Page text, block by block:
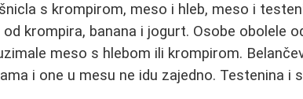
s krompirom, meso i hleb, meso i
krompira, banana i jogurt. Osobe obolele
meso s hlebom ili krompirom.
i one u mesu ne idu zajedno. Testenina i